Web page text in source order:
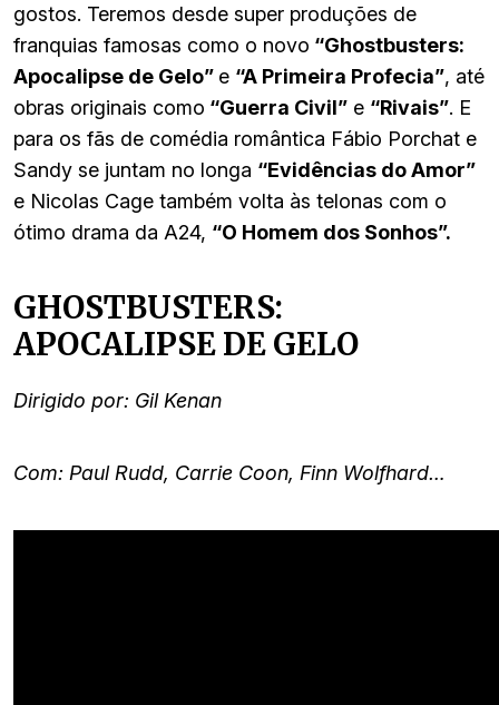
gostos. Teremos desde super produções de
franquias famosas como o novo “Ghostbusters:
Apocalipse de Gelo” e “A Primeira Profecia”, até
obras originais como “Guerra Civil” e “Rivais”. E
para os fãs de comédia romântica Fábio Porchat e
Sandy se juntam no longa “Evidências do Amor”
e Nicolas Cage também volta às telonas com o
ótimo drama da A24, “O Homem dos Sonhos”.
GHOSTBUSTERS:
APOCALIPSE DE GELO
Dirigido por: Gil Kenan
Com: Paul Rudd, Carrie Coon, Finn Wolfhard…